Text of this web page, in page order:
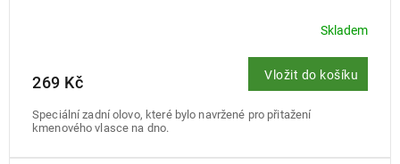
Skladem
269 Kč Vložit do košíku
Speciální zadní olovo, které bylo navržené pro přitažení
kmenového vlasce na dno.